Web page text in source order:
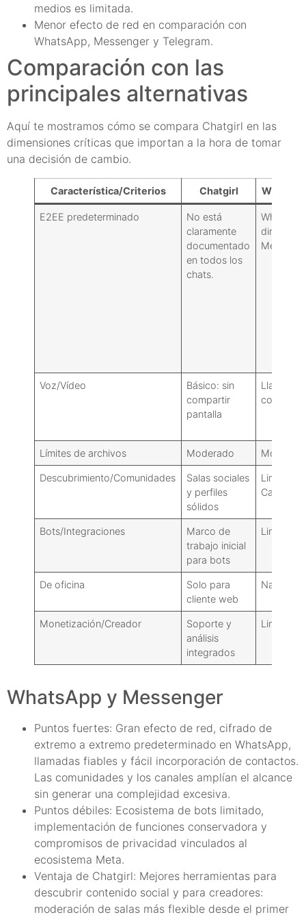
medios es limitada.
Menor efecto de red en comparación con
WhatsApp, Messenger y Telegram.
Comparación con las
principales alternativas
Aquí te mostramos cómo se compara Chatgirl en las
dimensiones críticas que importan a la hora de tomar
una decisión de cambio.
Característica/Criterios Chatgirl
E2EE predeterminado
No está
claramente
documentado
en todos los
chats.
directos/
Voz/Vídeo
Básico: sin
compartir
pantalla
Límites de archivos Moderado
Descubrimiento/Comunidades
Salas sociales
y perfiles
sólidos
Limitado
Canales)
Bots/Integraciones
Marco de
trabajo inicial
para bots
Limitado
De oficina
Solo para
cliente web
Nativo +
Monetización/Creador
Soporte y
análisis
integrados
Limitado
WhatsApp y Messenger
Puntos fuertes: Gran efecto de red, cifrado de
extremo a extremo predeterminado en WhatsApp,
llamadas fiables y fácil incorporación de contactos.
Las comunidades y los canales amplían el alcance
sin generar una complejidad excesiva.
Puntos débiles: Ecosistema de bots limitado,
implementación de funciones conservadora y
compromisos de privacidad vinculados al
ecosistema Meta.
Ventaja de Chatgirl: Mejores herramientas para
descubrir contenido social y para creadores:
moderación de salas más flexible desde el primer